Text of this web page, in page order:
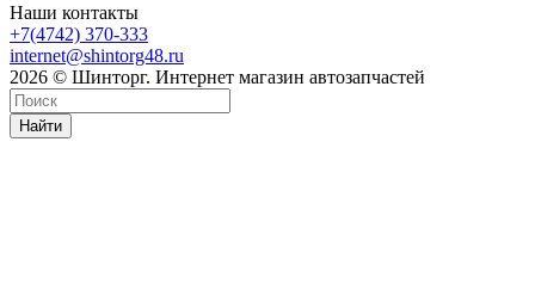
Наши контакты
+7(4742) 370-333
internet@shintorg48.ru
2026 © Шинторг. Интернет магазин автозапчастей
Найти